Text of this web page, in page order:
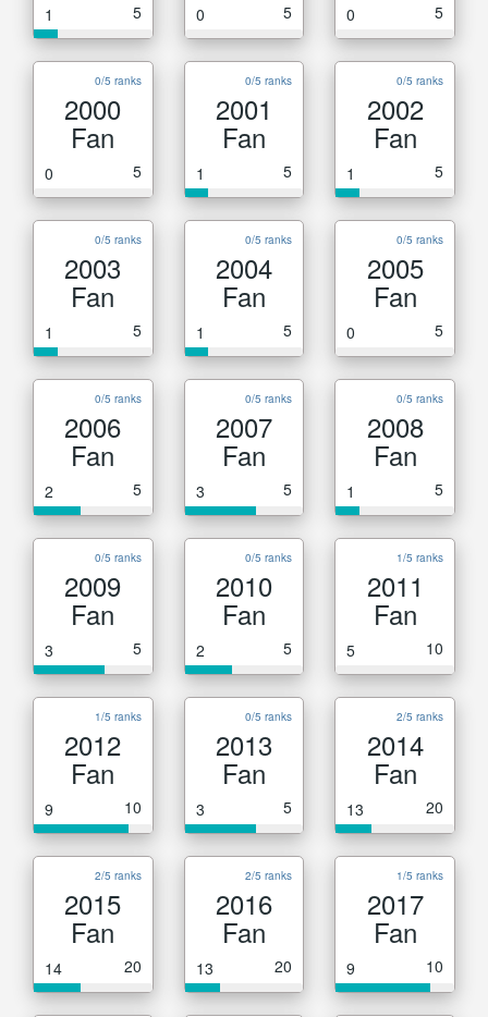
1 5 0 5 0 5
0/5 ranks
2000
Fan
0 5
0/5 ranks
2001
Fan
1 5
0/5 ranks
2002
Fan
1 5
0/5 ranks
2003
Fan
1 5
0/5 ranks
2004
Fan
1 5
0/5 ranks
2005
Fan
0 5
0/5 ranks
2006
Fan
2 5
0/5 ranks
2007
Fan
3 5
0/5 ranks
2008
Fan
1 5
0/5 ranks
2009
Fan
3 5
0/5 ranks
2010
Fan
2 5
1/5 ranks
2011
Fan
5 10
1/5 ranks
2012
Fan
9 10
0/5 ranks
2013
Fan
3 5
2/5 ranks
2014
Fan
13 20
2/5 ranks
2015
Fan
14 20
2/5 ranks
2016
Fan
13 20
1/5 ranks
2017
Fan
9 10